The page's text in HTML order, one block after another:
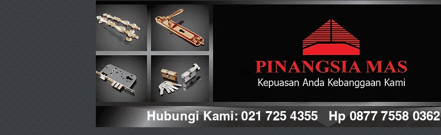
Hubungi Kami: 021 725 4355 Hp 0877 7558 0362